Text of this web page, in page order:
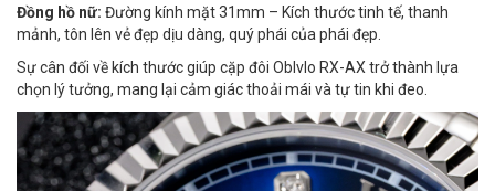
Đồng hồ nữ: Đường kính mặt 31mm – Kích thước tinh tế, thanh
mảnh, tôn lên vẻ đẹp dịu dàng, quý phái của phái đẹp.
Sự cân đối về kích thước giúp cặp đôi Oblvlo RX-AX trở thành lựa
chọn lý tưởng, mang lại cảm giác thoải mái và tự tin khi đeo.